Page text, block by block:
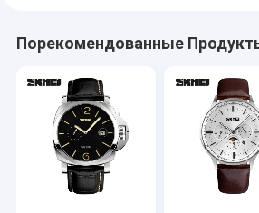
Порекомендованные